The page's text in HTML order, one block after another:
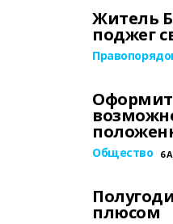
Житель
поджег
Общество 6
плюсом